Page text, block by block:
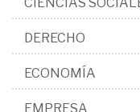
DERECHO
ECONOMÍA
EMPRESA